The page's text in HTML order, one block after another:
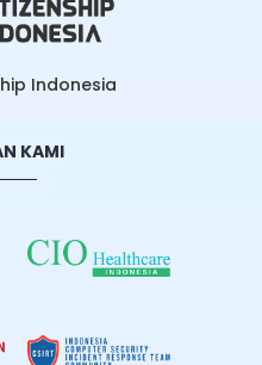
Indonesia
KAMI